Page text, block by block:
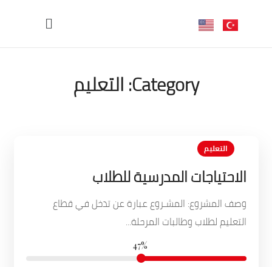
Category: التعليم
التعليم
الاحتياجات المدرسية للطلاب
وصف المشروع: المشـروع عبارة عن تدخل في قطاع
التعليم لطلاب وطالبات المرحلة...
47%